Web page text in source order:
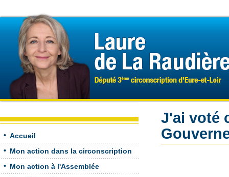
Accueil
Mon action dans la circonscription
Mon action à l'Assemblée
J'ai voté